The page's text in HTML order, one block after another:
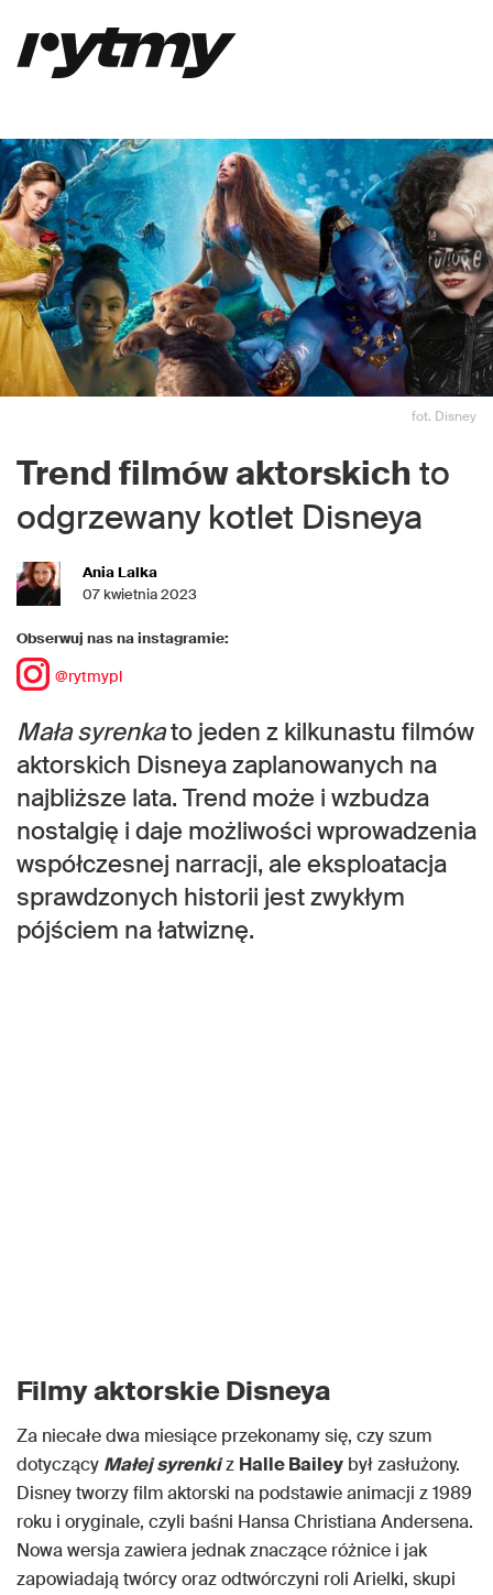
fot. Disney
Trend filmów aktorskich to
odgrzewany kotlet Disneya
Ania Lalka
07 kwietnia 2023
Obserwuj nas na instagramie:
@rytmypl
Mała syrenkato jeden z kilkunastu filmów
aktorskich Disneya zaplanowanych na
najbliższe lata. Trend może i wzbudza
nostalgię i daje możliwości wprowadzenia
współczesnej narracji, ale eksploatacja
sprawdzonych historii jest zwykłym
pójściem na łatwiznę.
Filmy aktorskie Disneya
Za niecałe dwa miesiące przekonamy się, czy szum
dotyczący Małej syrenkiz Halle Bailey był zasłużony.
Disney tworzy film aktorski na podstawie animacji z 1989
roku i oryginale, czyli baśni Hansa Christiana Andersena.
Nowa wersja zawiera jednak znaczące różnice i jak
zapowiadają twórcy oraz odtwórczyni roli Arielki, skupi